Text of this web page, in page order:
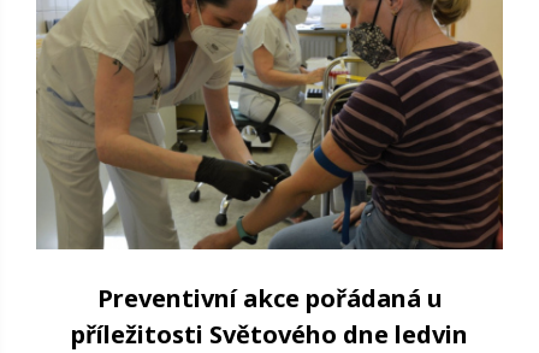
Preventivní akce pořádaná u
příležitosti Světového dne ledvin